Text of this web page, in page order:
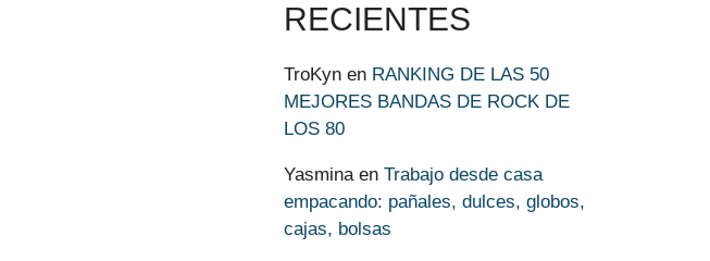
RECIENTES
TroKyn en RANKING DE LAS 50
MEJORES BANDAS DE ROCK DE
LOS 80
Yasminaen Trabajo desde casa
empacando: pañales, dulces, globos,
cajas, bolsas